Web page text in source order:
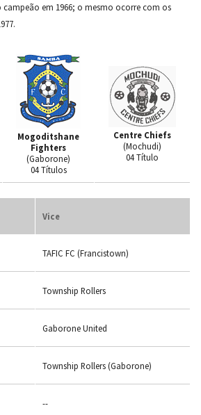
em 1966; o mesmo ocorre com os
Mogoditshane
Fighters
(Gaborone)
04 Títulos
Centre Chiefs
(Mochudi)
04 Título
Vice
TAFIC FC (Francistown)
Township Rollers
Gaborone United
Township Rollers (Gaborone)
--